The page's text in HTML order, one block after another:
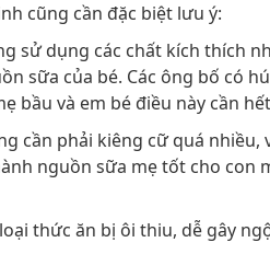
cũng cần đặc biệt lưu ý:
sử dụng các chất kích thích
sữa của bé. Các ông bố có
bầu và em bé điều này cần
cần phải kiêng cữ quá nhiều,
nguồn sữa mẹ tốt cho con
thức ăn bị ôi thiu, dễ gây